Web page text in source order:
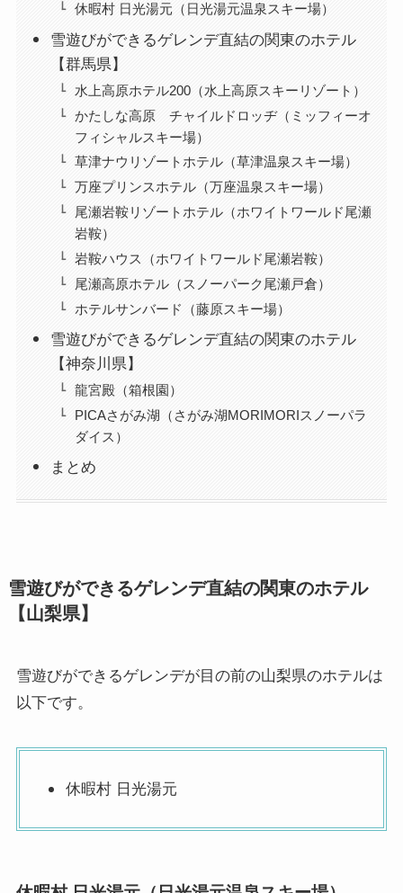
休暇村 日光湯元（日光湯元温泉スキー場）
雪遊びができるゲレンデ直結の関東のホテル
【群馬県】
水上高原ホテル200（水上高原スキーリゾート）
かたしな高原 チャイルドロッヂ（ミッフィーオ
フィシャルスキー場）
草津ナウリゾートホテル（草津温泉スキー場）
万座プリンスホテル（万座温泉スキー場）
尾瀬岩鞍リゾートホテル（ホワイトワールド尾瀬
岩鞍）
岩鞍ハウス（ホワイトワールド尾瀬岩鞍）
尾瀬高原ホテル（スノーパーク尾瀬戸倉）
ホテルサンバード（藤原スキー場）
雪遊びができるゲレンデ直結の関東のホテル
【神奈川県】
龍宮殿（箱根園）
PICAさがみ湖（さがみ湖MORIMORIスノーパラ
ダイス）
まとめ
雪遊びができるゲレンデ直結の関東のホテル
【山梨県】
雪遊びができるゲレンデが目の前の山梨県のホテルは
以下です。
休暇村 日光湯元